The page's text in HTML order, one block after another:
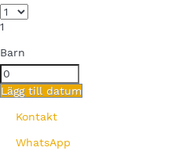
1
Barn
Lägg till datum
Kontakt
WhatsApp